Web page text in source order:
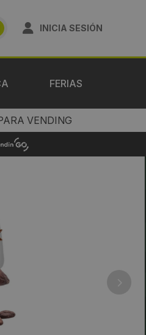
INICIA SESIÓN
FERIAS
VENDING